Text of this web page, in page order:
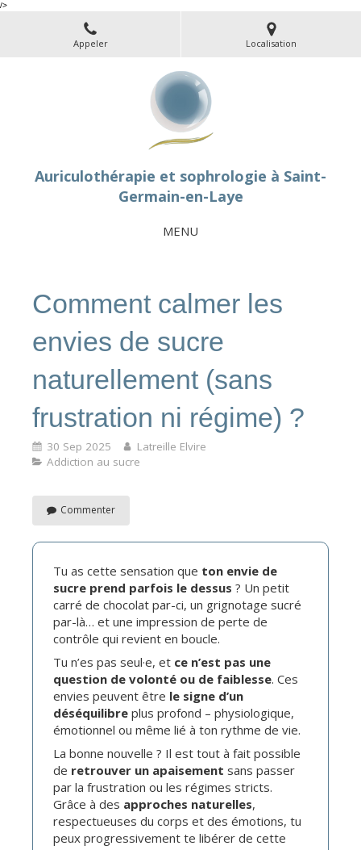
/>
Appeler Localisation
Auriculothérapie et sophrologie à Saint-
Germain-en-Laye
MENU
Comment calmer les
envies de sucre
naturellement (sans
frustration ni régime) ?
30 Sep 2025
Latreille Elvire
Addiction au sucre
Commenter
Tu as cette sensation que ton envie de
sucre prend parfois le dessus ? Un petit
carré de chocolat par-ci, un grignotage sucré
par-là… et une impression de perte de
contrôle qui revient en boucle.
Tu n’es pas seul·e, et ce n’est pas une
question de volonté ou de faiblesse. Ces
envies peuvent être le signe d’un
déséquilibre plus profond – physiologique,
émotionnel ou même lié à ton rythme de vie.
La bonne nouvelle ? Il est tout à fait possible
de retrouver un apaisement sans passer
par la frustration ou les régimes stricts.
Grâce à des approches naturelles,
respectueuses du corps et des émotions, tu
peux progressivement te libérer de cette